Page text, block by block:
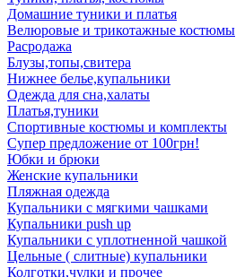
Домашние туники и платья
Велюровые и трикотажные костюмы
Расродажа
Блузы,топы,свитера
Нижнее белье,купальники
Одежда для сна,халаты
Платья,туники
Спортивные костюмы и комплекты
Супер предложение от 100грн!
Юбки и брюки
Женские купальники
Пляжная одежда
Купальники с мягкими чашками
Купальники push up
Купальники с уплотненной чашкой
Цельные ( слитные) купальники
Колготки,чулки и прочее